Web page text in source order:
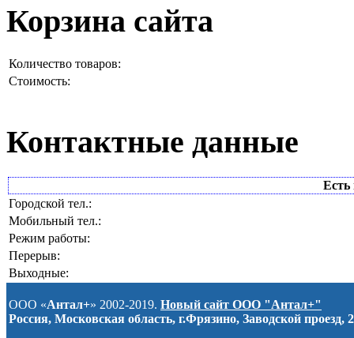
Корзина сайта
Количество товаров:
Стоимость:
Контактные данные
Есть
Городской тел.:
Мобильный тел.:
Режим работы:
Перерыв:
Выходные:
ООО «Антал+» 2002-2019. Новый сайт ООО "Антал+"
Россия, Московская область, г.Фрязино, Заводской проезд, 2